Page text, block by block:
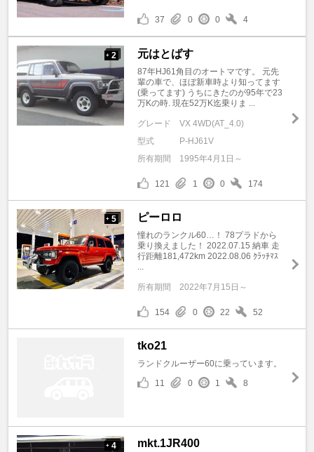
37 0 0 4
+ 2 元はとばす
87年HJ61角目のオートマです。 元先
輩の車で、ほぼ新車時より知ってます
(乗ってます) うちにきたのが95年で23
万Kの時. 現在52万K迄乗りま ...
グレード
VX 4WD(AT_4.0)
型式
P-HJ61V
所有期間
1995年4月1日～
121 1 0 174
+ 5 ピーロロ
憧れのランクル60…！ 78プラドから
乗り換えました！ 2022.07.15 納車 走
行距離181,472km 2022.08.06 ｸﾗｯﾁﾏｽ
所有期間 2022年7月15日～
154 0 22 52
tko21
ランドクルーザー60に乗っています。
11
0 1 8
+ 4 mkt.1JR400